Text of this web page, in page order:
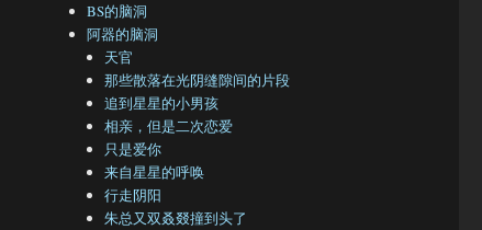
BS的脑洞
阿器的脑洞
天官
那些散落在光阴缝隙间的片段
追到星星的小男孩
相亲，但是二次恋爱
只是爱你
来自星星的呼唤
行走阴阳
朱总又双叒叕撞到头了